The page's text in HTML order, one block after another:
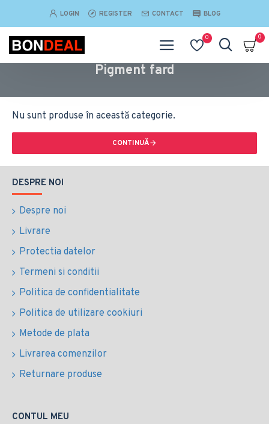
LOGIN REGISTER CONTACT BLOG
0 0
Pigment fard
Nu sunt produse în această categorie.
CONTINUĂ
DESPRE NOI
Despre noi
Livrare
Protectia datelor
Termeni si conditii
Politica de confidentialitate
Politica de utilizare cookiuri
Metode de plata
Livrarea comenzilor
Returnare produse
CONTUL MEU